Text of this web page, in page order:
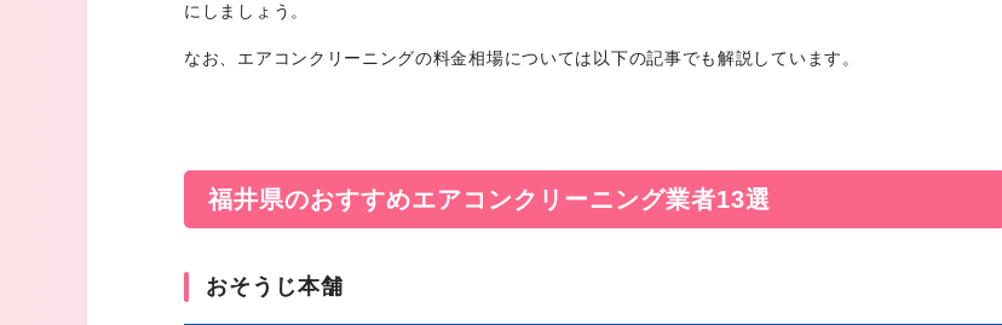
にしましょう。
なお、エアコンクリーニングの料金相場については以下の記事でも解説しています。
福井県のおすすめエアコンクリーニング業者13選
おそうじ本舗